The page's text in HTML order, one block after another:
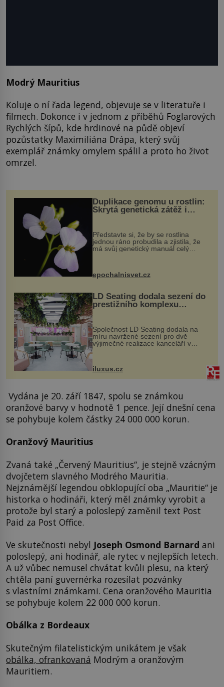
Modrý Mauritius
Koluje o ní řada legend, objevuje se v literatuře i
filmech. Dokonce i v jednom z příběhů Foglarových
Rychlých šípů, kde hrdinové na půdě objeví
pozůstatky Maximiliána Drápa, který svůj
exemplář známky omylem spálil a proto ho život
omrzel.
Duplikace genomu u rostlin:
Skrytá genetická zátěž i
Představte si, že by se rostlina
jednou ráno probudila a zjistila, že
má svůj genetický manuál celý
vstupenka...
epochalnisvet.cz
LD Seating dodala sezení do
prestižního komplexu
MediaCityUK v Salfordu
Společnost LD Seating dodala na
míru navržené sezení pro dvě
výjimečné realizace kanceláří v
areálu MediaCityUK v anglickém
budov Media...
iluxus.cz
Vydána je 20. září 1847, spolu se známkou
oranžové barvy v hodnotě 1 pence. Její dnešní cena
se pohybuje kolem částky 24 000 000 korun.
Oranžový Mauritius
Zvaná také „Červený Mauritius“, je stejně vzácným
dvojčetem slavného Modrého Mauritia.
Nejznámější legendou obklopující oba „Mauritie“ je
historka o hodináři, který měl známky vyrobit a
protože byl starý a poloslepý zaměnil text Post
Paid za Post Office.
Ve skutečnosti nebyl Joseph Osmond Barnard ani
poloslepý, ani hodinář, ale rytec v nejlepších letech.
A už vůbec nemusel chvátat kvůli plesu, na který
chtěla paní guvernérka rozesílat pozvánky
s vlastními známkami. Cena oranžového Mauritia
se pohybuje kolem 22 000 000 korun.
Obálka z Bordeaux
Skutečným filatelistickým unikátem je však
obálka, ofrankovaná Modrým a oranžovým
Mauritiem.